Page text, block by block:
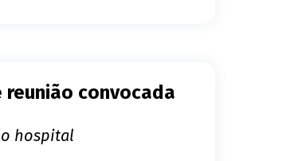
convocada
hospital